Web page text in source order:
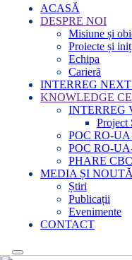
ACASĂ
DESPRE NOI
Misiune și
Proiecte și
Echipa
Carieră
INTERREG NEXT
KNOWLEDGE
INTERREG
Project
POC RO-UA
POC RO-
PHARE
MEDIA ȘI
Știri
Publicații
Evenimente
CONTACT